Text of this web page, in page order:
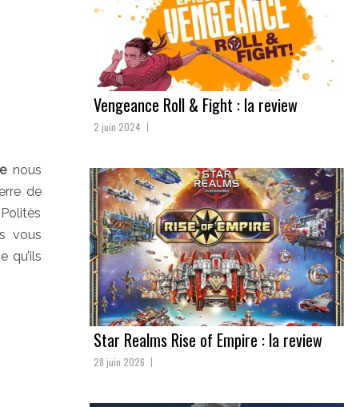
nous
de
vous
qu’ils
Vengeance Roll & Fight : la review
2 juin 2024
Star Realms Rise of Empire : la review
28 juin 2026